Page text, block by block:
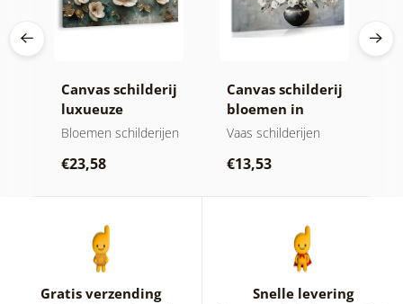
Canvas schilderij
luxueuze
bloemenharmonie
Bloemen schilderijen
€23,58
Canvas schilderij
bloemen in
zwarte vaas
Vaas schilderijen
€13,53
Gratis verzending Snelle levering